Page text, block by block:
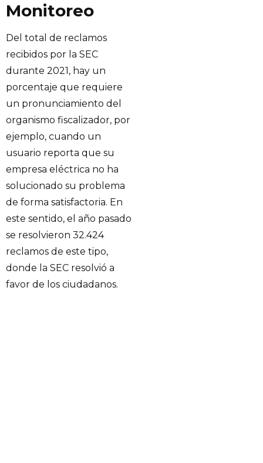
Monitoreo
Del total de reclamos
recibidos por la SEC
durante 2021, hay un
porcentaje que requiere
un pronunciamiento del
organismo fiscalizador, por
ejemplo, cuando un
usuario reporta que su
empresa eléctrica no ha
solucionado su problema
de forma satisfactoria. En
este sentido, el año pasado
se resolvieron 32.424
reclamos de este tipo,
donde la SEC resolvió a
favor de los ciudadanos.